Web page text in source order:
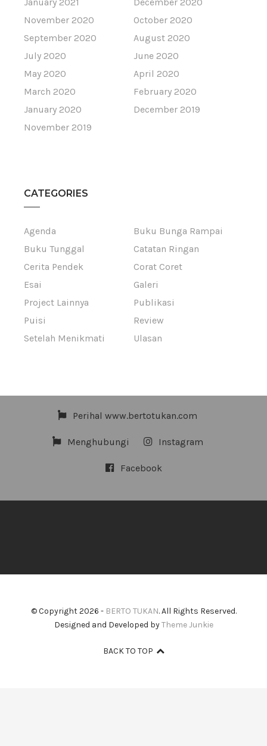
January 2021
December 2020
November 2020
October 2020
September 2020
August 2020
July 2020
June 2020
May 2020
April 2020
March 2020
February 2020
January 2020
December 2019
November 2019
CATEGORIES
Agenda
Buku Bunga Rampai
Buku Tunggal
Catatan Ringan
Cerita Pendek
Corat Coret
Esai
Galeri
Project Lainnya
Publikasi
Puisi
Review
Setelah Menikmati
Ulasan
Perihal www.bertotukan.com
Menghubungi Instagram
Facebook
© Copyright 2026 - BERTO TUKAN. All Rights Reserved.
Designed and Developed byTheme Junkie
BACK TO TOP